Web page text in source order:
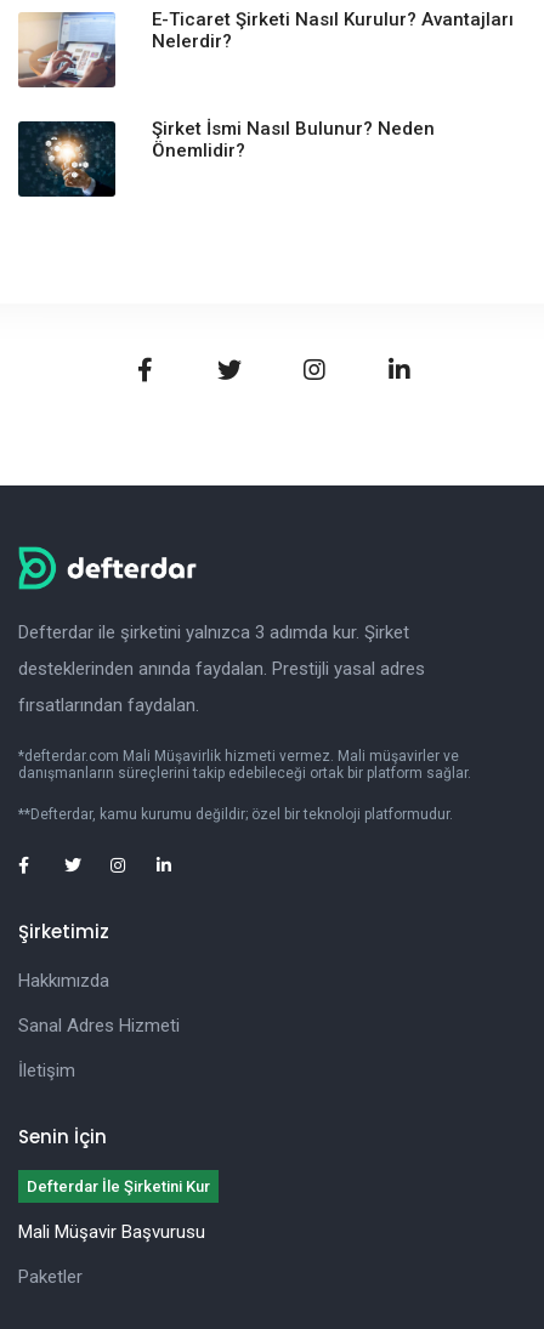
E-Ticaret Şirketi Nasıl Kurulur? Avantajları
Nelerdir?
Şirket İsmi Nasıl Bulunur? Neden
Önemlidir?
Defterdar ile şirketini yalnızca 3 adımda kur. Şirket
desteklerinden anında faydalan. Prestijli yasal adres
fırsatlarından faydalan.
*defterdar.com Mali Müşavirlik hizmeti vermez. Mali müşavirler ve
danışmanların süreçlerini takip edebileceği ortak bir platform sağlar.
**Defterdar, kamu kurumu değildir; özel bir teknoloji platformudur.
Şirketimiz
Hakkımızda
Sanal Adres Hizmeti
İletişim
Senin İçin
Defterdar İle Şirketini Kur
Mali Müşavir Başvurusu
Paketler